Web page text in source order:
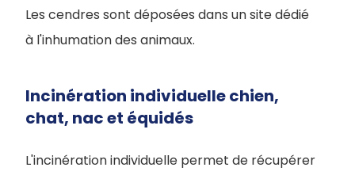
Les cendres sont déposées dans un site dédié
à l'inhumation des animaux.
Incinération individuelle chien,
chat, nac et équidés
L'incinération individuelle permet de récupérer